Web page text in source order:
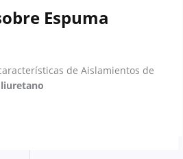
Espuma
de Aislamientos de